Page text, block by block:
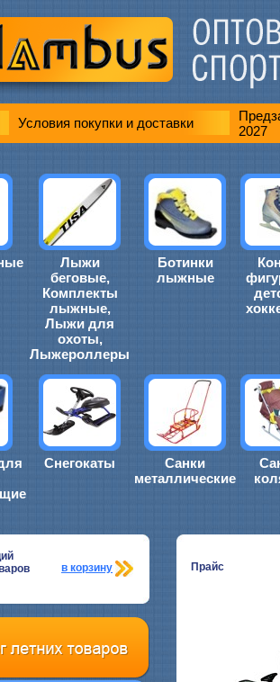
Условия покупки и доставки
2027
Лыжи
беговые,
Комплекты
лыжные,
Лыжи для
охоты,
Лыжероллеры
Ботинки
лыжные
Снегокаты
Санки
металлические
в корзину Прайс